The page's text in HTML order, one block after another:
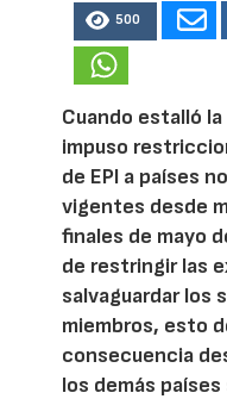
500
Cuando estalló la
impuso
de EPI a países
vigentes desde
finales de mayo
de restringir las
salvaguardar los
miembros, esto
consecuencia
los demás